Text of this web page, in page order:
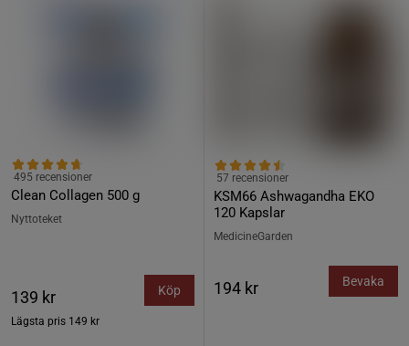
Clean Collagen 500 g
495 recensioner
Nyttoteket
139 kr
Lägsta pris 149 kr
Köp
KSM66 Ashwagandha EKO
120 Kapslar
57 recensioner
MedicineGarden
194 kr Bevaka